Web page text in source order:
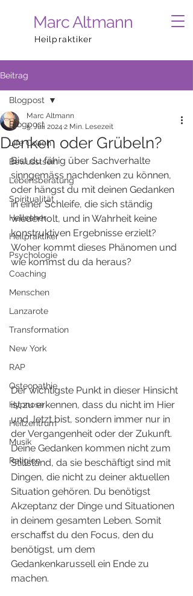
Marc Altmann
Heilpraktiker
Beitrag
Blogpost
Life Coach
Bewusstsein
Lebensberatung
Spiritualität
Hellseher
Heilpraktiker
Psychologie
Coaching
Menschen
Lanzarote
Transformation
New York
RAP
Osteopathie
Hypnose
Heilzentrum
Musik
Religion
Blogpost
Denken oder Grübeln?
Marc Altmann
5. Juli 2024 2 Min. Lesezeit
Bist du fähig über Sachverhalte
sinngemäss nachdenken zu können,
oder hängst du mit deinen Gedanken
in einer Schleife, die sich ständig
wiederholt, und in Wahrheit keine
konstruktiven Ergebnisse erzielt?
Woher kommt dieses Phänomen und
wie kommst du da heraus?
Der wichtigste Punkt in dieser Hinsicht
ist zu erkennen, dass du nicht im Hier
und Jetzt bist, sondern immer nur in
der Vergangenheit oder der Zukunft.
Deine Gedanken kommen nicht zum
Stillstand, da sie beschäftigt sind mit
Dingen, die nicht zu deiner aktuellen
Situation gehören. Du benötigst
Akzeptanz der Dinge und Situationen
in deinem gesamten Leben. Somit
erschaffst du den Focus, den du
benötigst, um dem
Gedankenkarussell ein Ende zu
machen.